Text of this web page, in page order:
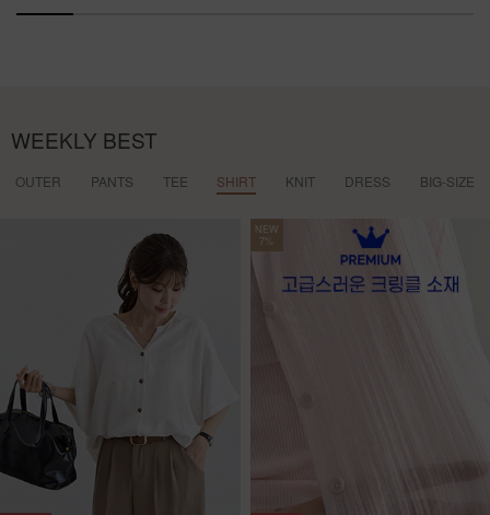
WEEKLY BEST
OUTER PANTS TEE SHIRT KNIT DRESS BIG-SIZE
NEW
7%